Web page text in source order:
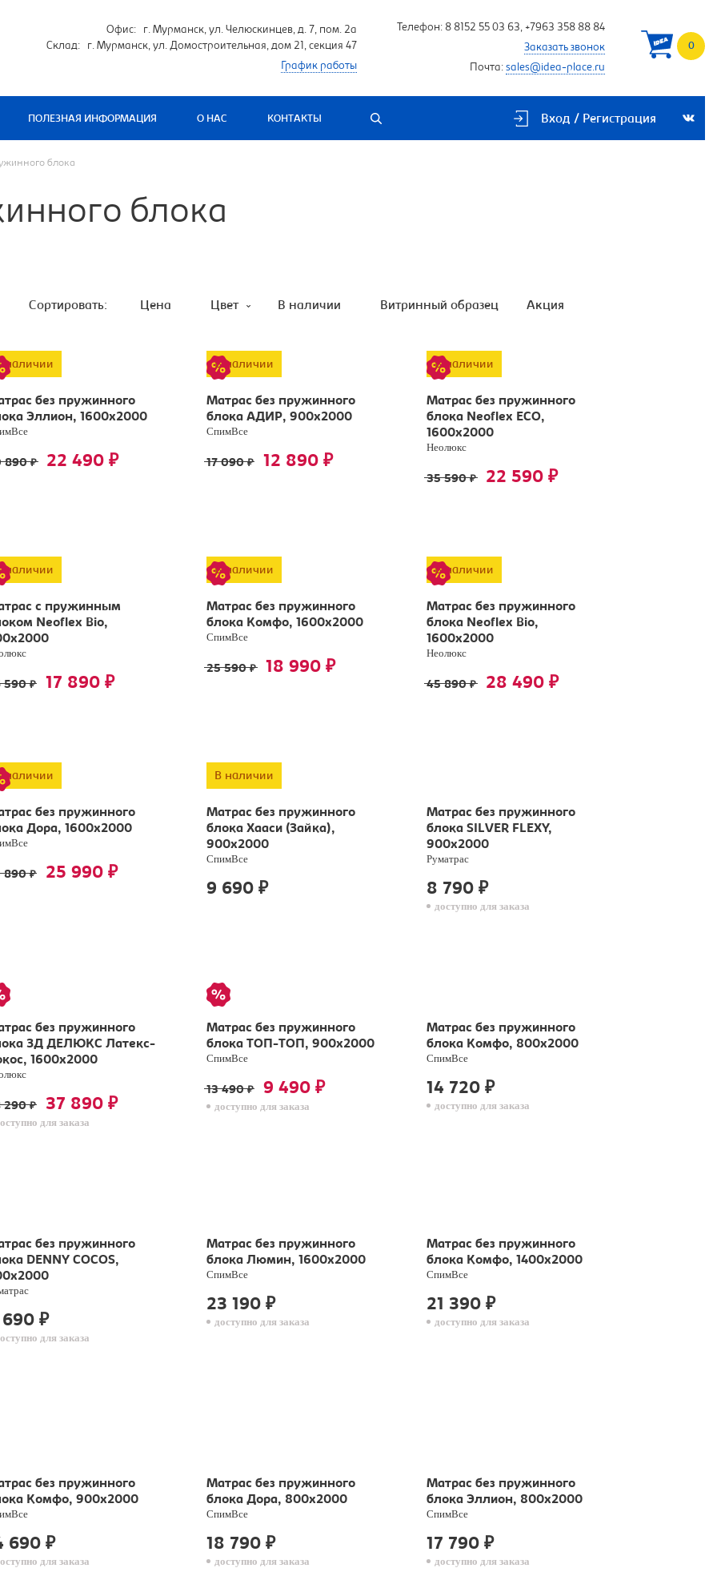
Офис: г. Мурманск, ул. Челюскинцев, д. 7, пом. 2а
Склад: г. Мурманск, ул. Домостроительная, дом 21, секция 47
График работы
Телефон: 8 8152 55 03 63, +7963 358 88 84
Заказать звонок
Почта: sales@idea-place.ru
0
ПОЛЕЗНАЯ ИНФОРМАЦИЯ О НАС КОНТАКТЫ Вход / Регистрация
блока
блока
Сортировать: Цена Цвет В наличии Витринный образец Акция
наличии
без пружинного
Эллион, 1600х2000
890₽ 22 490 ₽
В наличии
Матрас без пружинного
блока АДИР, 900х2000
СпимВсе
17 090₽ 12 890 ₽
В наличии
Матрас без пружинного
блока Neoflex ECO,
1600х2000
Неолюкс
35 590₽ 22 590 ₽
наличии
с пружинным
Neoflex Bio,
590₽ 17 890 ₽
В наличии
Матрас без пружинного
блока Комфо, 1600х2000
СпимВсе
25 590₽ 18 990 ₽
В наличии
Матрас без пружинного
блока Neoflex Bio,
1600х2000
Неолюкс
45 890₽ 28 490 ₽
наличии
без пружинного
Дора, 1600х2000
890₽ 25 990 ₽
В наличии
Матрас без пружинного
блока Хааси (Зайка),
900х2000
СпимВсе
9 690 ₽
Матрас без пружинного
блока SILVER FLEXY,
900х2000
Руматрас
8 790 ₽
доступно для заказа
без пружинного
3Д ДЕЛЮКС Латекс-
1600х2000
290₽ 37 890 ₽
для заказа
Матрас без пружинного
блока ТОП-ТОП, 900х2000
СпимВсе
13 490₽ 9 490 ₽
доступно для заказа
Матрас без пружинного
блока Комфо, 800х2000
СпимВсе
14 720 ₽
доступно для заказа
без пружинного
DENNY COCOS,
₽
для заказа
Матрас без пружинного
блока Люмин, 1600х2000
СпимВсе
23 190 ₽
доступно для заказа
Матрас без пружинного
блока Комфо, 1400х2000
СпимВсе
21 390 ₽
доступно для заказа
без пружинного
Комфо, 900х2000
690 ₽
для заказа
Матрас без пружинного
блока Дора, 800х2000
СпимВсе
18 790 ₽
доступно для заказа
Матрас без пружинного
блока Эллион, 800х2000
СпимВсе
17 790 ₽
доступно для заказа